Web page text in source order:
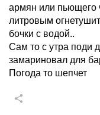
армян или пьющего
литровым
бочки с водой..
Сам то с утра поди
замариновал для
Погода то шепчет